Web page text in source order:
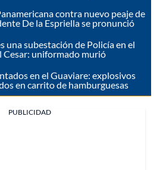
contra nuevo peaje de
De la Espriella se pronunció
una subestación de Policía en el
Cesar: uniformado murió
en el Guaviare: explosivos
en carrito de hamburguesas
PUBLICIDAD